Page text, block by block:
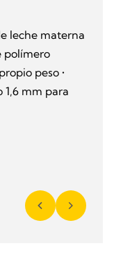
leche materna
polímero
peso •
1,6 mm para